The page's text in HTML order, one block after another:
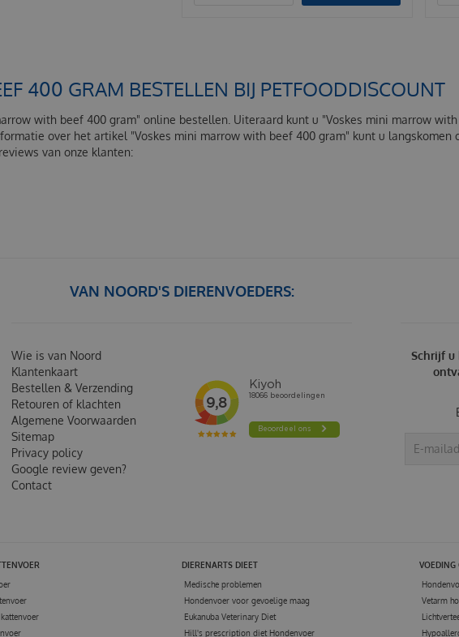
400 GRAM BESTELLEN BIJ PETFOODDISCOUNT
with beef 400 gram" online bestellen. Uiteraard kunt u "Voskes mini marrow
over het artikel "Voskes mini marrow with beef 400 gram" kunt u langskomen
van onze klanten:
Schrijf u
VAN NOORD'S DIERENVOEDERS:
Wie is van Noord
Klantenkaart
Bestellen & Verzending
Retouren of klachten
Algemene Voorwaarden
Sitemap
Privacy policy
Google review geven?
Contact
DIERENARTS DIEET
Medische problemen
Hondenvoer voor gevoelige maag
Eukanuba Veterinary Diet
Hill's prescription diet Hondenvoer
VOEDING
Vetarm